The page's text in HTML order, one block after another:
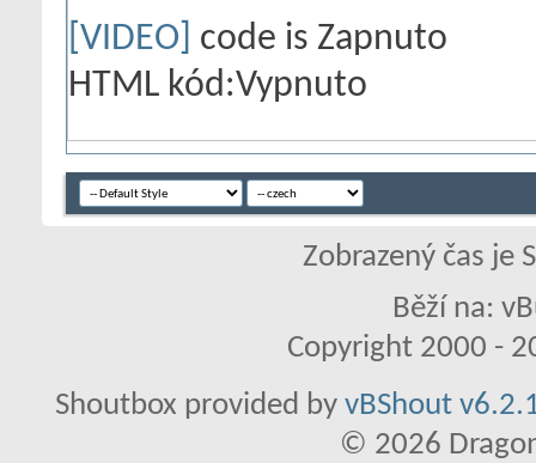
[VIDEO] code is Zapnuto
HTML kód:Vypnuto
Zobrazený čas je
Běží na:
Copyright 2000 -
Shoutbox provided by vBShout
© 2026